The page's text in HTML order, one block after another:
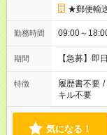
★郵便輸
勤務時間 09:00～
期間 【急募】
特徴 履歴書不要 /
キル不要
気になる！